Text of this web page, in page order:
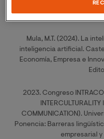
sprechen: Internationales
Mula, M.T. (2024). La
inteligencia artificial.
Economía, Empresa e
2023. Congreso
INTERCULTURALITY
COMMUNICATION).
Ponencia: Barreras
empresarial